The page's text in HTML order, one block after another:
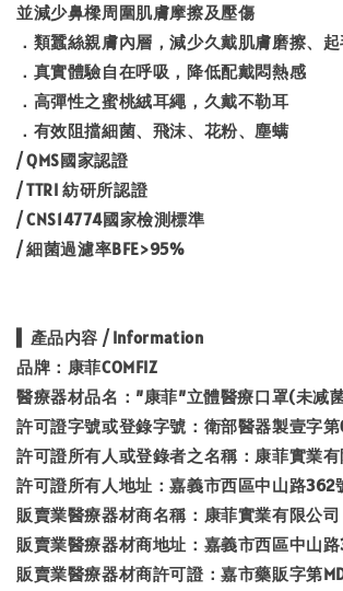
並減少鼻樑周圍肌膚摩擦及壓傷
．類蠶絲親膚內層，減少久戴肌膚磨擦、
．真實體驗自在呼吸，降低配戴悶熱感
．高彈性之蜜桃絨耳繩，久戴不勒耳
．有效阻擋細菌、飛沫、花粉、塵螨
/ QMS國家認證
/ TTRI 紡研所認證
/ CNS14774國家檢測標準
/ 細菌過濾率BFE>95%
▍產品内容 / Information
品牌：康菲COMFIZ
醫療器材品名：”康菲”立體醫療口罩(未减
許可證字號或登錄字號：衛部醫器製壹字第
許可證所有人或登錄者之名稱：康菲實業有
許可證所有人地址：嘉義市西區中山路362
販賣業醫療器材商名稱：康菲實業有限公司
販賣業醫療器材商地址：嘉義市西區中山
販賣業醫療器材商許可證：嘉市藥販字第